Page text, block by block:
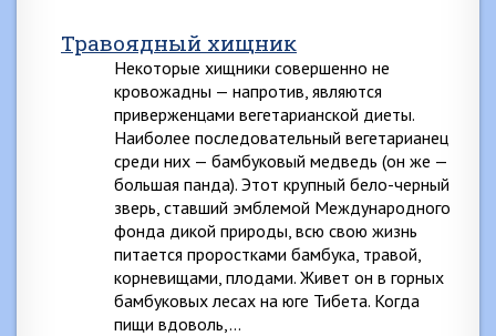
Травоядный хищник
Некоторые хищники совершенно не
кровожадны — напротив, являются
приверженцами вегетарианской диеты.
Наиболее последовательный вегетарианец
среди них — бамбуковый медведь (он же —
большая панда). Этот крупный бело-черный
зверь, ставший эмблемой Международного
фонда дикой природы, всю свою жизнь
питается проростками бамбука, травой,
корневищами, плодами. Живет он в горных
бамбуковых лесах на юге Тибета. Когда
пищи вдоволь,…